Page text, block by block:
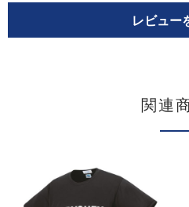
レビュー
関連